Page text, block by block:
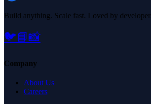
Build anything. Scale fast. Loved by
🐦📘📸
Company
About Us
Careers